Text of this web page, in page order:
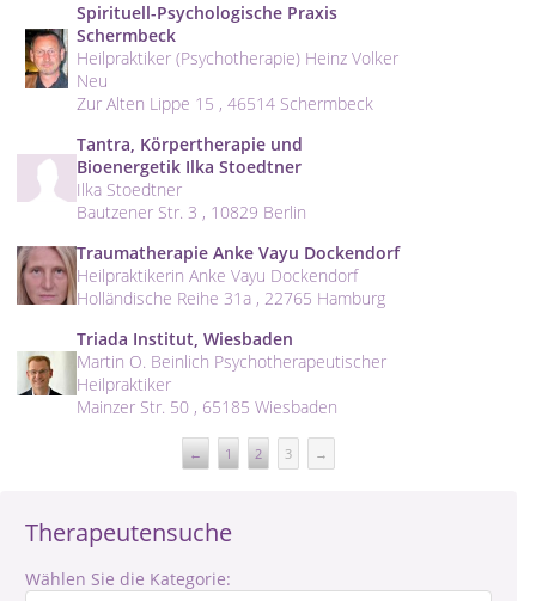
Therapeutensuche
Wählen Sie die Kategorie:
Spirituell-Psychologische Praxis
Schermbeck
Heilpraktiker (Psychotherapie) Heinz Volker
Neu
Zur Alten Lippe 15 , 46514 Schermbeck
Tantra, Körpertherapie und
Bioenergetik Ilka Stoedtner
Ilka Stoedtner
Bautzener Str. 3 , 10829 Berlin
Traumatherapie Anke Vayu Dockendorf
Heilpraktikerin Anke Vayu Dockendorf
Holländische Reihe 31a , 22765 Hamburg
Triada Institut, Wiesbaden
Martin O. Beinlich Psychotherapeutischer
Heilpraktiker
Mainzer Str. 50 , 65185 Wiesbaden
← 1 2 3 →